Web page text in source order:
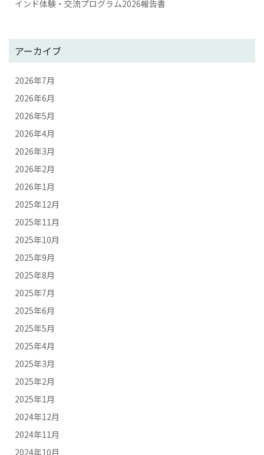
インド体験・交流プログラム2026報告書
アーカイブ
2026年7月
2026年6月
2026年5月
2026年4月
2026年3月
2026年2月
2026年1月
2025年12月
2025年11月
2025年10月
2025年9月
2025年8月
2025年7月
2025年6月
2025年5月
2025年4月
2025年3月
2025年2月
2025年1月
2024年12月
2024年11月
2024年10月